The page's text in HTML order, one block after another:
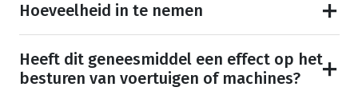
Hoeveelheid in te nemen
Heeft dit geneesmiddel een effect op het
besturen van voertuigen of machines?